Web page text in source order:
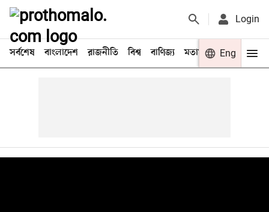
Login
সর্বশেষ বাংলাদেশ রাজনীতি বিশ্ব বাণিজ্য মতামত খেলা
Eng